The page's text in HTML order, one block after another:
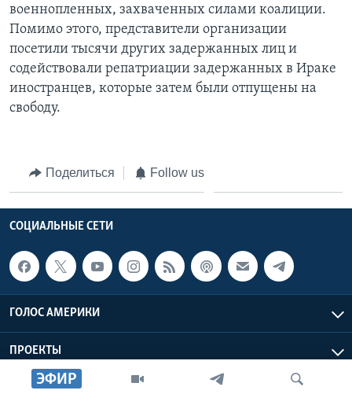
ЭФИР
военнопленных, захваченных силами коалиции.
Помимо этого, представители организации
посетили тысячи других задержанных лиц и
содействовали репатриации задержанных в Ираке
иностранцев, которые затем были отпущены на
свободу.
Поделиться Follow us
СОЦИАЛЬНЫЕ СЕТИ
ГОЛОС АМЕРИКИ
ПРОЕКТЫ